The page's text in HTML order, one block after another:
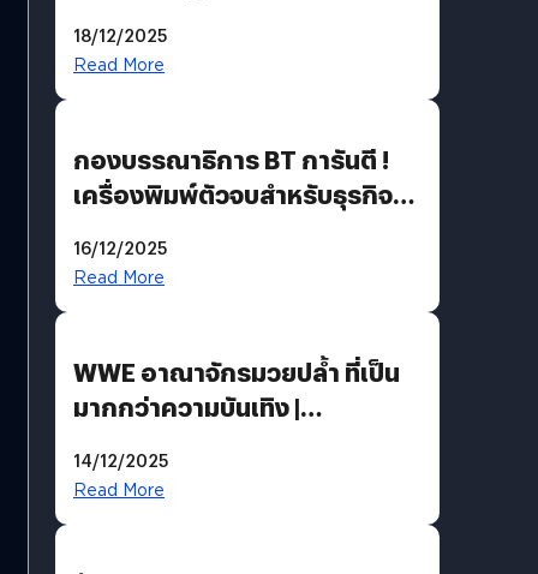
18/12/2025
Read More
กองบรรณาธิการ BT การันตี !
เครื่องพิมพ์ตัวจบสำหรับธุรกิจ
16/12/2025
Read More
WWE อาณาจักรมวยปล้ำ ที่เป็น
มากกว่าความบันเทิง |
14/12/2025
Read More